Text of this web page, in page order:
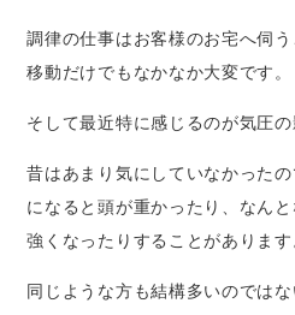
調律の仕事はお客様のお宅へ伺
移動だけでもなかなか大変です。
そして最近特に感じるのが気圧の
昔はあまり気にしていなかった
になると頭が重かったり、なん
強くなったりすることがあります
同じような方も結構多いのではな